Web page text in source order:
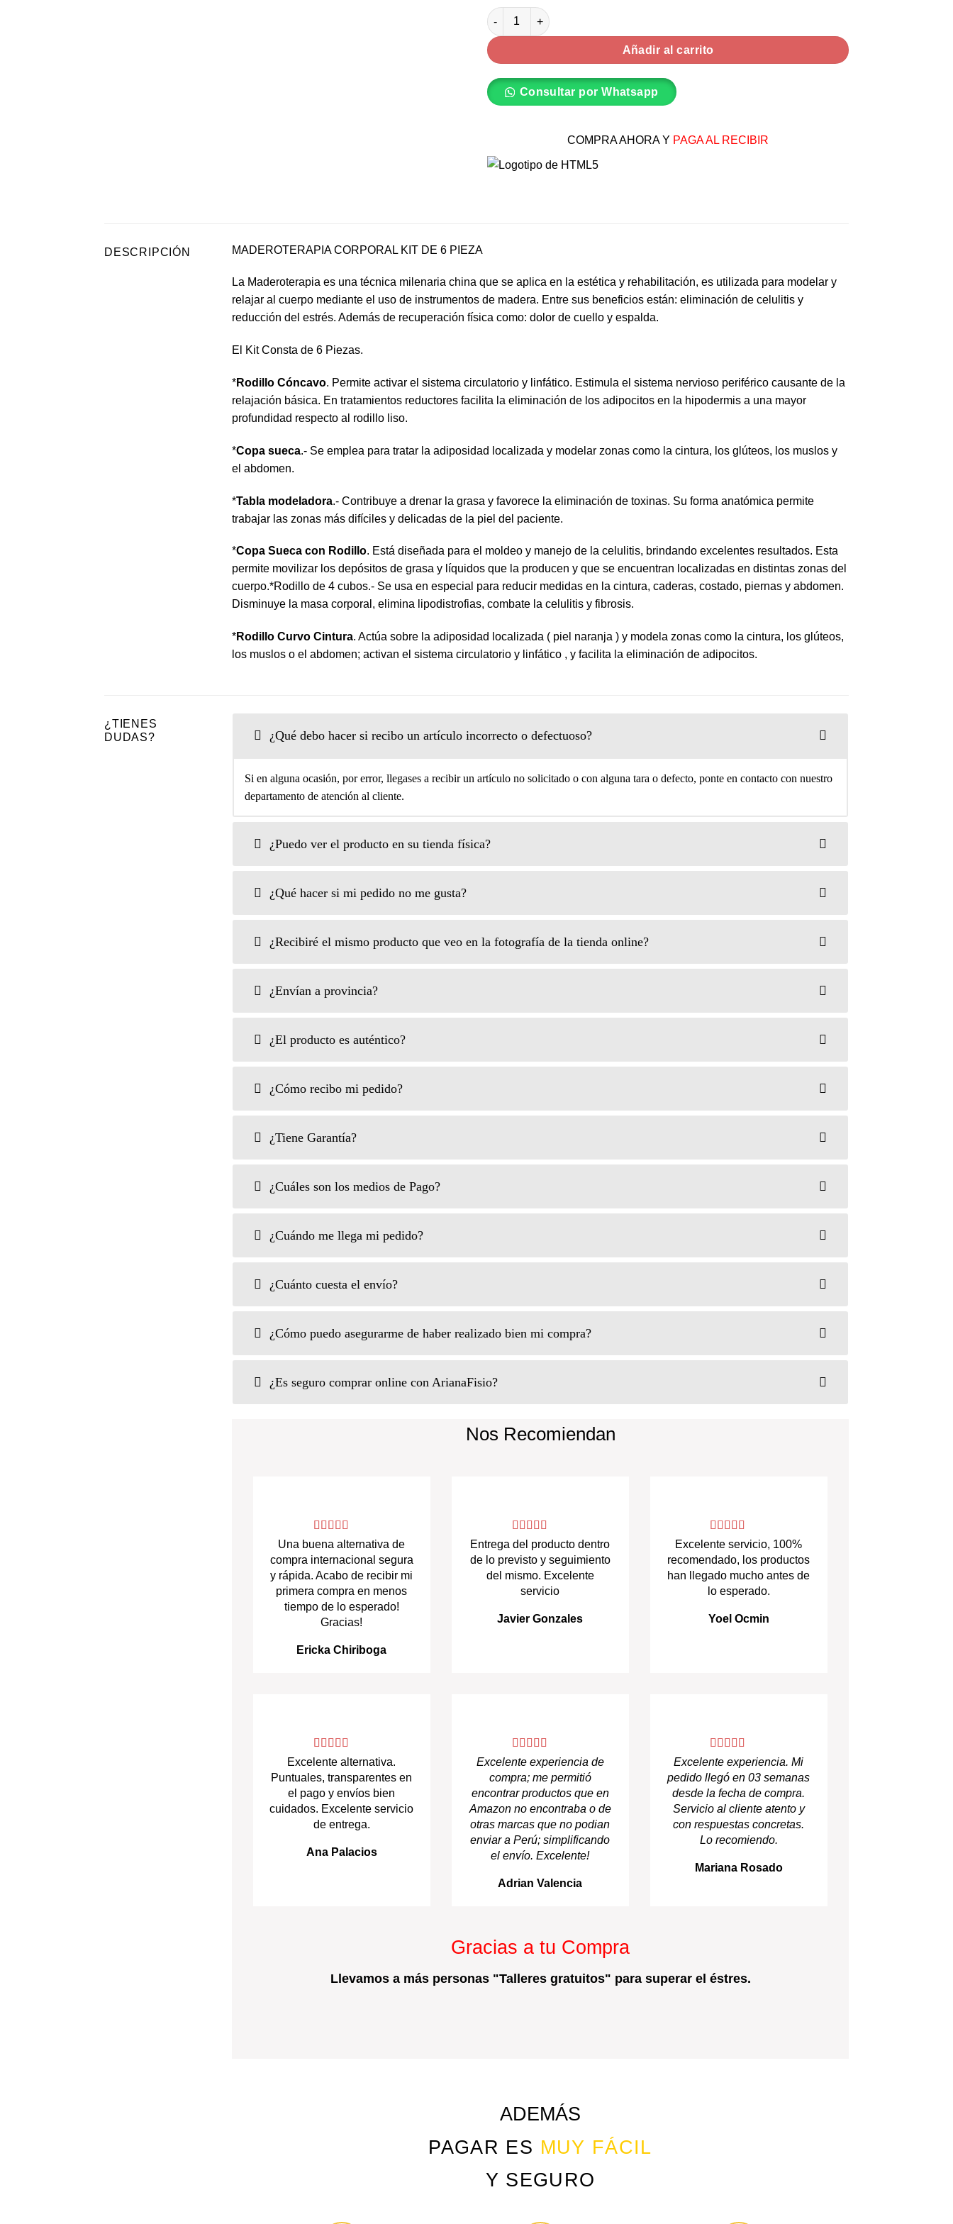
Maderoterapia corporal kit de 6 piezas cantidad
Añadir al carrito
Consultar por Whatsapp
COMPRA AHORA Y PAGA AL RECIBIR
DESCRIPCIÓN MADEROTERAPIA CORPORAL KIT DE 6 PIEZA
La Maderoterapia es una técnica milenaria china que se aplica en la estética y rehabilitación, es utilizada para modelar y
relajar al cuerpo mediante el uso de instrumentos de madera. Entre sus beneficios están: eliminación de celulitis y
reducción del estrés. Además de recuperación física como: dolor de cuello y espalda.
El Kit Consta de 6 Piezas.
*Rodillo Cóncavo. Permite activar el sistema circulatorio y linfático. Estimula el sistema nervioso periférico causante de la
relajación básica. En tratamientos reductores facilita la eliminación de los adipocitos en la hipodermis a una mayor
profundidad respecto al rodillo liso.
*Copa sueca.- Se emplea para tratar la adiposidad localizada y modelar zonas como la cintura, los glúteos, los muslos y
el abdomen.
*Tabla modeladora.- Contribuye a drenar la grasa y favorece la eliminación de toxinas. Su forma anatómica permite
trabajar las zonas más difíciles y delicadas de la piel del paciente.
*Copa Sueca con Rodillo. Está diseñada para el moldeo y manejo de la celulitis, brindando excelentes resultados. Esta
permite movilizar los depósitos de grasa y líquidos que la producen y que se encuentran localizadas en distintas zonas del
cuerpo.*Rodillo de 4 cubos.- Se usa en especial para reducir medidas en la cintura, caderas, costado, piernas y abdomen.
Disminuye la masa corporal, elimina lipodistrofias, combate la celulitis y fibrosis.
*Rodillo Curvo Cintura. Actúa sobre la adiposidad localizada ( piel naranja ) y modela zonas como la cintura, los glúteos,
los muslos o el abdomen; activan el sistema circulatorio y linfático , y facilita la eliminación de adipocitos.
¿TIENES
DUDAS?
¿Qué debo hacer si recibo un artículo incorrecto o defectuoso?
Si en alguna ocasión, por error, llegases a recibir un artículo no solicitado o con alguna tara o defecto, ponte en contacto con nuestro
departamento de atención al cliente.
¿Puedo ver el producto en su tienda física?
¿Qué hacer si mi pedido no me gusta?
¿Recibiré el mismo producto que veo en la fotografía de la tienda online?
¿Envían a provincia?
¿El producto es auténtico?
¿Cómo recibo mi pedido?
¿Tiene Garantía?
¿Cuáles son los medios de Pago?
¿Cuándo me llega mi pedido?
¿Cuánto cuesta el envío?
¿Cómo puedo asegurarme de haber realizado bien mi compra?
¿Es seguro comprar online con ArianaFisio?
Nos Recomiendan
Una buena alternativa de
compra internacional segura
y rápida. Acabo de recibir mi
primera compra en menos
tiempo de lo esperado!
Gracias!
Ericka Chiriboga
Entrega del producto dentro
de lo previsto y seguimiento
del mismo. Excelente
servicio
Javier Gonzales
Excelente servicio, 100%
recomendado, los productos
han llegado mucho antes de
lo esperado.
Yoel Ocmin
Excelente alternativa.
Puntuales, transparentes en
el pago y envíos bien
cuidados. Excelente servicio
de entrega.
Ana Palacios
Excelente experiencia de
compra; me permitió
encontrar productos que en
Amazon no encontraba o de
otras marcas que no podian
enviar a Perú; simplificando
el envío. Excelente!
Adrian Valencia
Excelente experiencia. Mi
pedido llegó en 03 semanas
desde la fecha de compra.
Servicio al cliente atento y
con respuestas concretas.
Lo recomiendo.
Mariana Rosado
Gracias a tu Compra
Llevamos a más personas "Talleres gratuitos" para superar el éstres.
ADEMÁS
PAGAR ES MUY FÁCIL
Y SEGURO